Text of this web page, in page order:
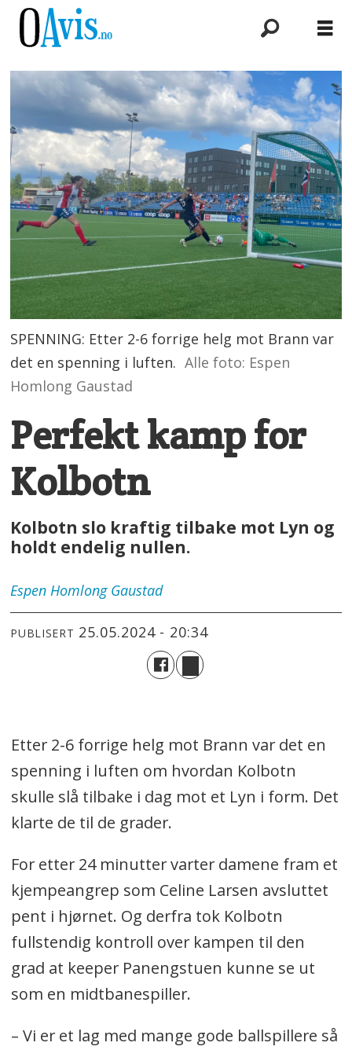
SPENNING: Etter 2-6 forrige helg mot Brann var
det en spenning i luften. Alle foto: Espen
Homlong Gaustad
Perfekt kamp for
Kolbotn
Kolbotn slo kraftig tilbake mot Lyn og
holdt endelig nullen.
Espen Homlong Gaustad
PUBLISERT 25.05.2024 - 20:34
Etter 2-6 forrige helg mot Brann var det en
spenning i luften om hvordan Kolbotn
skulle slå tilbake i dag mot et Lyn i form. Det
klarte de til de grader.
For etter 24 minutter varter damene fram et
kjempeangrep som Celine Larsen avsluttet
pent i hjørnet. Og derfra tok Kolbotn
fullstendig kontroll over kampen til den
grad at keeper Panengstuen kunne se ut
som en midtbanespiller.
– Vi er et lag med mange gode ballspillere så